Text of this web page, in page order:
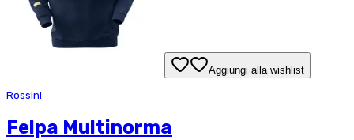
Aggiungi alla wishlist
Rossini
Felpa Multinorma